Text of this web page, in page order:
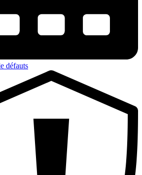
défauts